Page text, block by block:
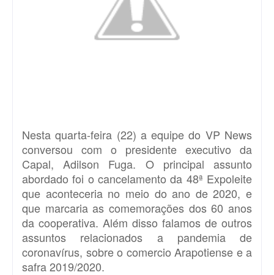
Nesta quarta-feira (22) a equipe do VP News
conversou com o presidente executivo da
Capal, Adilson Fuga. O principal assunto
abordado foi o cancelamento da 48ª Expoleite
que aconteceria no meio do ano de 2020, e
que marcaria as comemorações dos 60 anos
da cooperativa. Além disso falamos de outros
assuntos relacionados a pandemia de
coronavírus, sobre o comercio Arapotiense e a
safra 2019/2020.